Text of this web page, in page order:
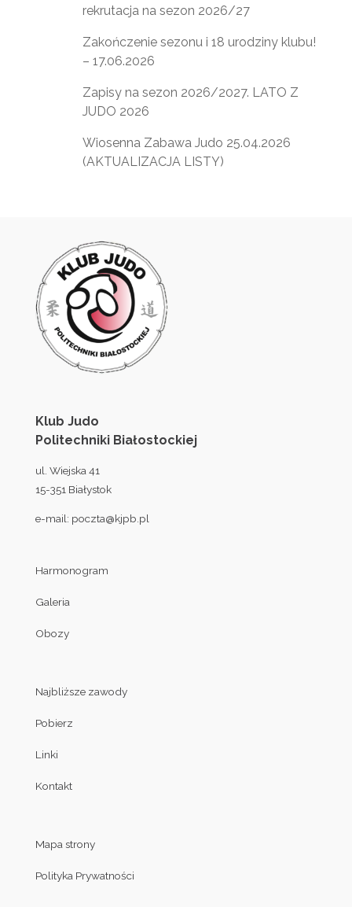
rekrutacja na sezon 2026/27
Zakończenie sezonu i 18 urodziny klubu!
– 17.06.2026
Zapisy na sezon 2026/2027. LATO Z
JUDO 2026
Wiosenna Zabawa Judo 25.04.2026
(AKTUALIZACJA LISTY)
Klub Judo
Politechniki Białostockiej
ul. Wiejska 41
15-351 Białystok
e-mail: poczta@kjpb.pl
Harmonogram
Galeria
Obozy
Najbliższe zawody
Pobierz
Linki
Kontakt
Mapa strony
Polityka Prywatności